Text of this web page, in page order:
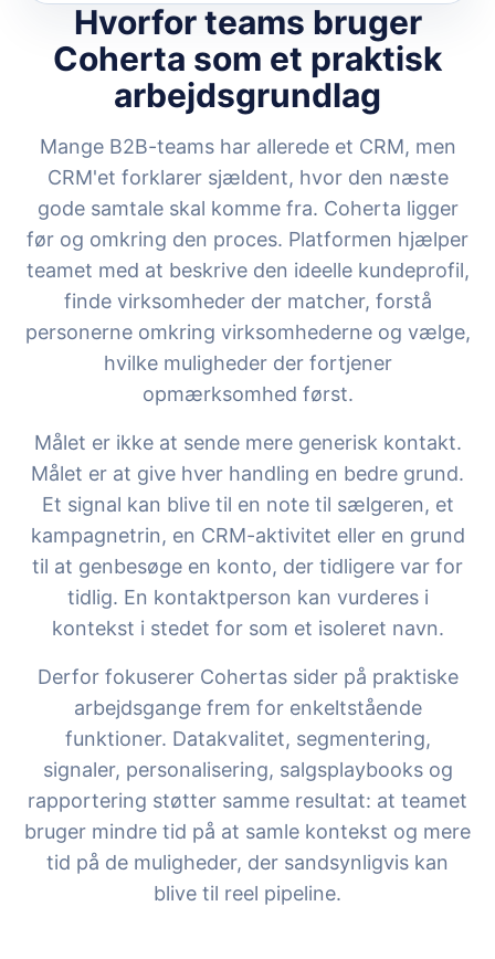
Hvorfor teams bruger
Coherta som et praktisk
arbejdsgrundlag
Mange B2B-teams har allerede et CRM, men
CRM'et forklarer sjældent, hvor den næste
gode samtale skal komme fra. Coherta ligger
før og omkring den proces. Platformen hjælper
teamet med at beskrive den ideelle kundeprofil,
finde virksomheder der matcher, forstå
personerne omkring virksomhederne og vælge,
hvilke muligheder der fortjener
opmærksomhed først.
Målet er ikke at sende mere generisk kontakt.
Målet er at give hver handling en bedre grund.
Et signal kan blive til en note til sælgeren, et
kampagnetrin, en CRM-aktivitet eller en grund
til at genbesøge en konto, der tidligere var for
tidlig. En kontaktperson kan vurderes i
kontekst i stedet for som et isoleret navn.
Derfor fokuserer Cohertas sider på praktiske
arbejdsgange frem for enkeltstående
funktioner. Datakvalitet, segmentering,
signaler, personalisering, salgsplaybooks og
rapportering støtter samme resultat: at teamet
bruger mindre tid på at samle kontekst og mere
tid på de muligheder, der sandsynligvis kan
blive til reel pipeline.